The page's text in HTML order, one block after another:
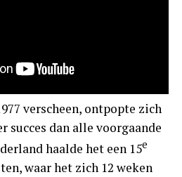
verscheen, ontpopte zich
succes dan alle voorgaande
haalde het een 15e
waar het zich 12 weken